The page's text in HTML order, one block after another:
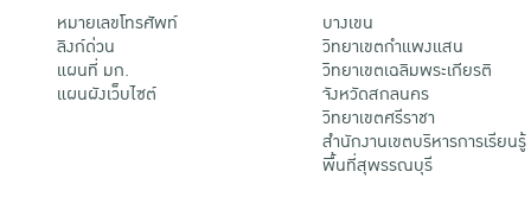
หมายเลขโทรศัพท์
ลิงก์ด่วน
แผนที่ มก.
แผนผังเว็บไซต์
บางเขน
วิทยาเขตกําแพงแสน
วิทยาเขตเฉลิมพระเกียรติ
จังหวัดสกลนคร
วิทยาเขตศรีราชา
สำนักงานเขตบริหารการเรียนรู้
พื้นที่สุพรรณบุรี